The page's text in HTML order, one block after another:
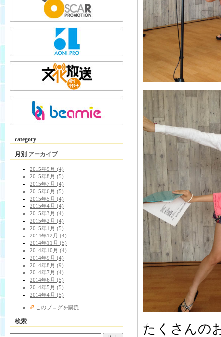
たくさんの
category
月別 アーカイブ
2015年9月 (4)
2015年8月 (5)
2015年7月 (4)
2015年6月 (5)
2015年5月 (4)
2015年4月 (4)
2015年3月 (4)
2015年2月 (4)
2015年1月 (5)
2014年12月 (4)
2014年11月 (5)
2014年10月 (4)
2014年9月 (4)
2014年8月 (9)
2014年7月 (4)
2014年6月 (5)
2014年5月 (5)
2014年4月 (5)
このブログを購読
検索